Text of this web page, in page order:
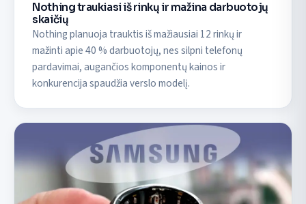
Nothing traukiasi iš rinkų ir mažina darbuotojų
skaičių
Nothing planuoja trauktis iš mažiausiai 12 rinkų ir
mažinti apie 40 % darbuotojų, nes silpni telefonų
pardavimai, augančios komponentų kainos ir
konkurencija spaudžia verslo modelį.